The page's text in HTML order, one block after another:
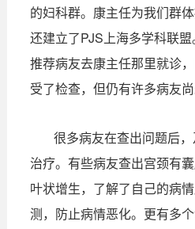
的妇科群。康主任为我们群
还建立了PJS上海多学科联
推荐病友去康主任那里就诊
受了检查，但仍有许多病友尚
很多病友在查出问题后
治疗。有些病友查出宫颈有
叶状增生，了解了自己的病
测，防止病情恶化。更有多